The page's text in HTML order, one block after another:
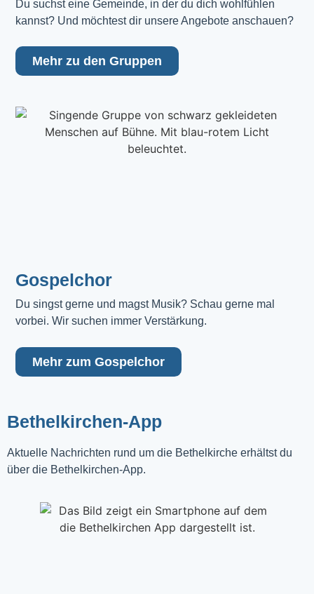
Du suchst eine Gemeinde, in der du dich wohlfühlen
kannst? Und möchtest dir unsere Angebote anschauen?
Mehr zu den Gruppen
Gospelchor
Du singst gerne und magst Musik? Schau gerne mal
vorbei. Wir suchen immer Verstärkung.
Mehr zum Gospelchor
Bethelkirchen-App
Aktuelle Nachrichten rund um die Bethelkirche erhältst du
über die Bethelkirchen-App.